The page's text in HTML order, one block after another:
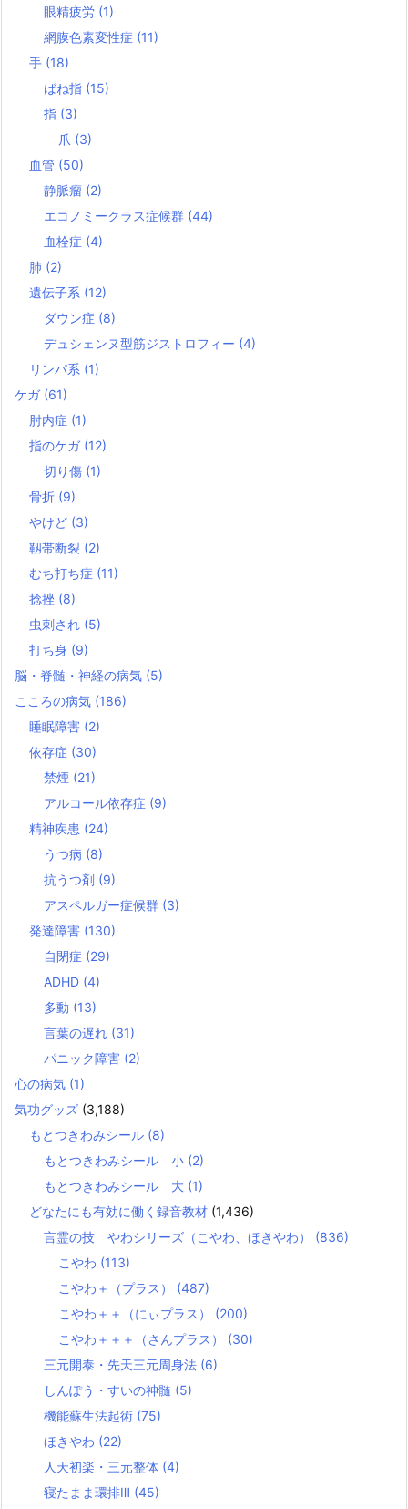
眼精疲労 (1)
網膜色素変性症 (11)
手 (18)
ばね指 (15)
指 (3)
爪 (3)
血管 (50)
静脈瘤 (2)
エコノミークラス症候群 (44)
血栓症 (4)
肺 (2)
遺伝子系 (12)
ダウン症 (8)
デュシェンヌ型筋ジストロフィー (4)
リンパ系 (1)
ケガ (61)
肘内症 (1)
指のケガ (12)
切り傷 (1)
骨折 (9)
やけど (3)
靱帯断裂 (2)
むち打ち症 (11)
捻挫 (8)
虫刺され (5)
打ち身 (9)
脳・脊髄・神経の病気 (5)
こころの病気 (186)
睡眠障害 (2)
依存症 (30)
禁煙 (21)
アルコール依存症 (9)
精神疾患 (24)
うつ病 (8)
抗うつ剤 (9)
アスペルガー症候群 (3)
発達障害 (130)
自閉症 (29)
ADHD (4)
多動 (13)
言葉の遅れ (31)
パニック障害 (2)
心の病気 (1)
気功グッズ (3,188)
もとつきわみシール (8)
もとつきわみシール 小 (2)
もとつきわみシール 大 (1)
どなたにも有効に働く録音教材 (1,436)
言霊の技 やわシリーズ（こやわ、ほきやわ） (836)
こやわ (113)
こやわ＋（プラス） (487)
こやわ＋＋（にぃプラス） (200)
こやわ＋＋＋（さんプラス） (30)
三元開泰・先天三元周身法 (6)
しんぽう・すいの神髄 (5)
機能蘇生法起術 (75)
ほきやわ (22)
人天初楽・三元整体 (4)
寝たまま環排Ⅲ (45)